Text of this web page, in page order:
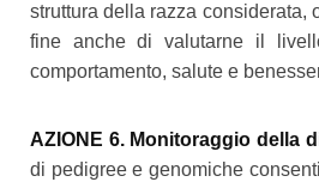
struttura della razza considerata,
fine anche di valutarne il
comportamento, salute e
AZIONE 6. Monitoraggio della
di pedigree e genomiche